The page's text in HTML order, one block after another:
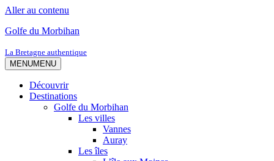
Aller au contenu
Golfe du Morbihan
La Bretagne authentique
MENUMENU
Découvrir
Destinations
Golfe du Morbihan
Les villes
Vannes
Auray
Les îles